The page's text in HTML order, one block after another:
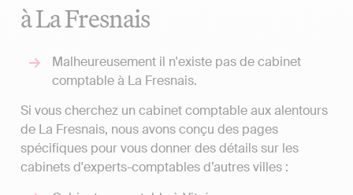
à La Fresnais
Malheureusement il n'existe pas de cabinet
comptable à La Fresnais.
Si vous cherchez un cabinet comptable aux alentours
de La Fresnais, nous avons conçu des pages
spécifiques pour vous donner des détails sur les
cabinets d'experts-comptables d’autres villes :